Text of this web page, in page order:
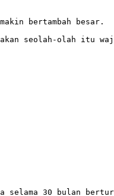
bertambah besar.
seolah-olah itu
selama 30 bulan